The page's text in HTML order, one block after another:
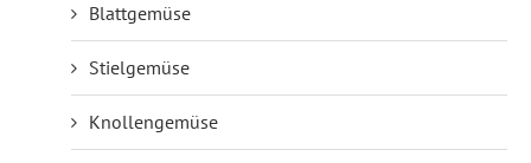
Blattgemüse
Stielgemüse
Knollengemüse